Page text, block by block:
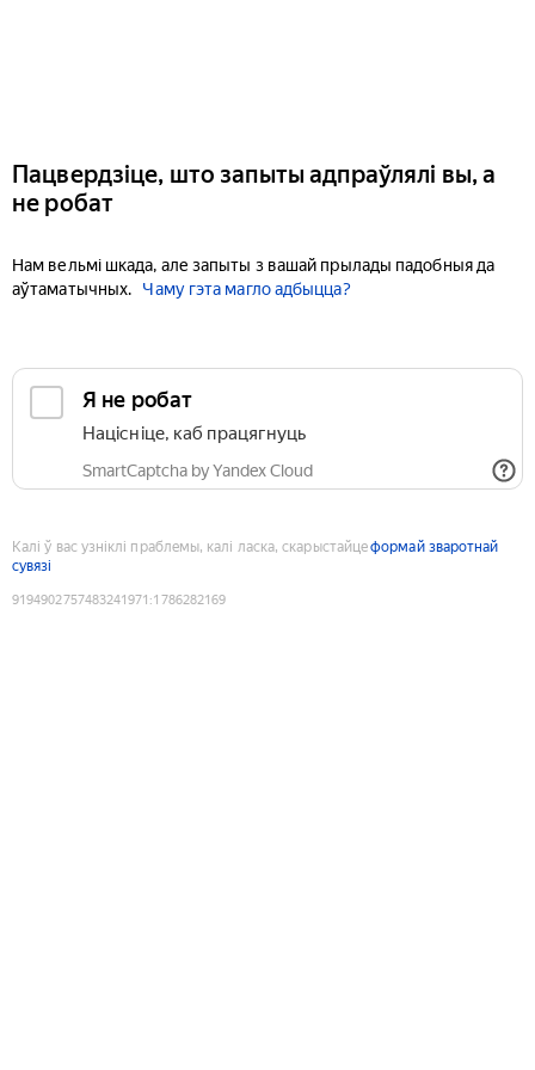
Пацвердзіце, што запыты адпраўлялі вы, а
не робат
Нам вельмі шкада, але запыты з вашай прылады падобныя да
аўтаматычных.
Чаму гэта магло адбыцца?
Я не робат
Націсніце, каб працягнуць
SmartCaptcha by Yandex Cloud
Калі ў вас узніклі праблемы, калі ласка, скарыстайцеформай зваротнай
сувязі
9194902757483241971 :1786282169